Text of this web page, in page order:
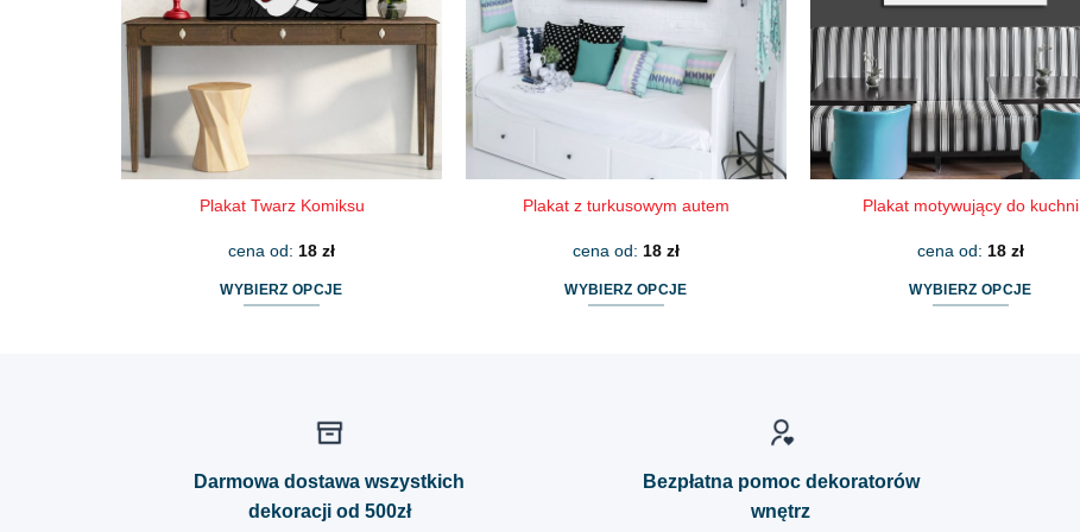
wybrać
na
stronie
wybrać
na
stronie
produktu
stronie
produktu
Plakat Twarz Komiksu
cena od: 18 zł
WYBIERZ OPCJE
wariantów.
można
wybrać
Plakat z turkusowym autem
cena od: 18 zł
WYBIERZ OPCJE
można
Plakat motywujący do kuchni
cena od: 18 zł
WYBIERZ OPCJE
Darmowa dostawa wszystkich
dekoracji od 500zł
Bezpłatna pomoc dekoratorów
wnętrz